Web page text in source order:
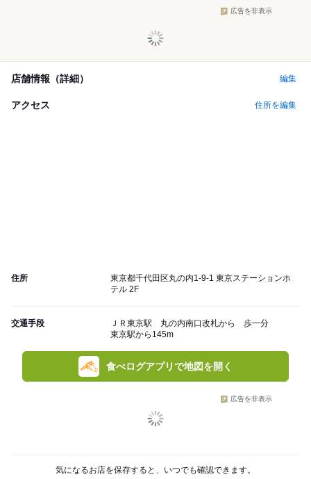
広告を非表示
店舗情報（詳細） 編集
アクセス 住所を編集
住所
東京都千代田区丸の内1-9-1 東京ステーションホ
テル 2F
交通手段
ＪＲ東京駅 丸の内南口改札から 歩一分
東京駅から145m
食べログアプリで地図を開く
広告を非表示
気になるお店を保存すると、いつでも確認できます。